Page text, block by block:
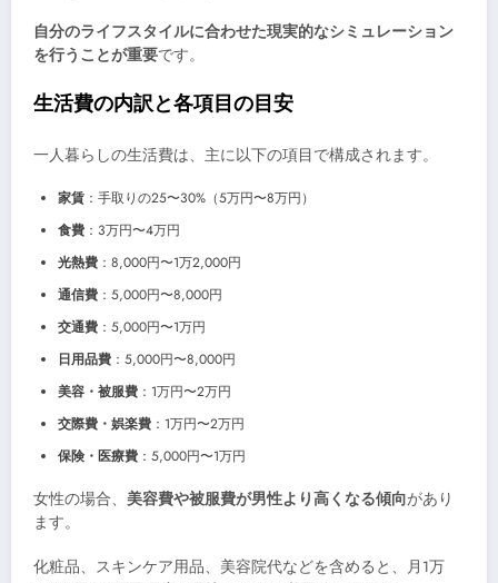
自分のライフスタイルに合わせた現実的なシミュレーション
を行うことが重要です。
生活費の内訳と各項目の目安
一人暮らしの生活費は、主に以下の項目で構成されます。
家賃 ：手取りの25〜30%（5万円〜8万円）
食費 ：3万円〜4万円
光熱費 ：8,000円〜1万2,000円
通信費 ：5,000円〜8,000円
交通費 ：5,000円〜1万円
日用品費 ：5,000円〜8,000円
美容・被服費 ：1万円〜2万円
交際費・娯楽費 ：1万円〜2万円
保険・医療費 ：5,000円〜1万円
女性の場合、 美容費や被服費が男性より高くなる傾向があり
ます。
化粧品、スキンケア用品、美容院代などを含めると、月1万